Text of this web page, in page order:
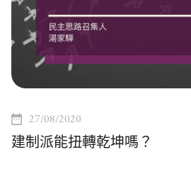
27/08/2020
建制派能扭轉乾坤嗎？